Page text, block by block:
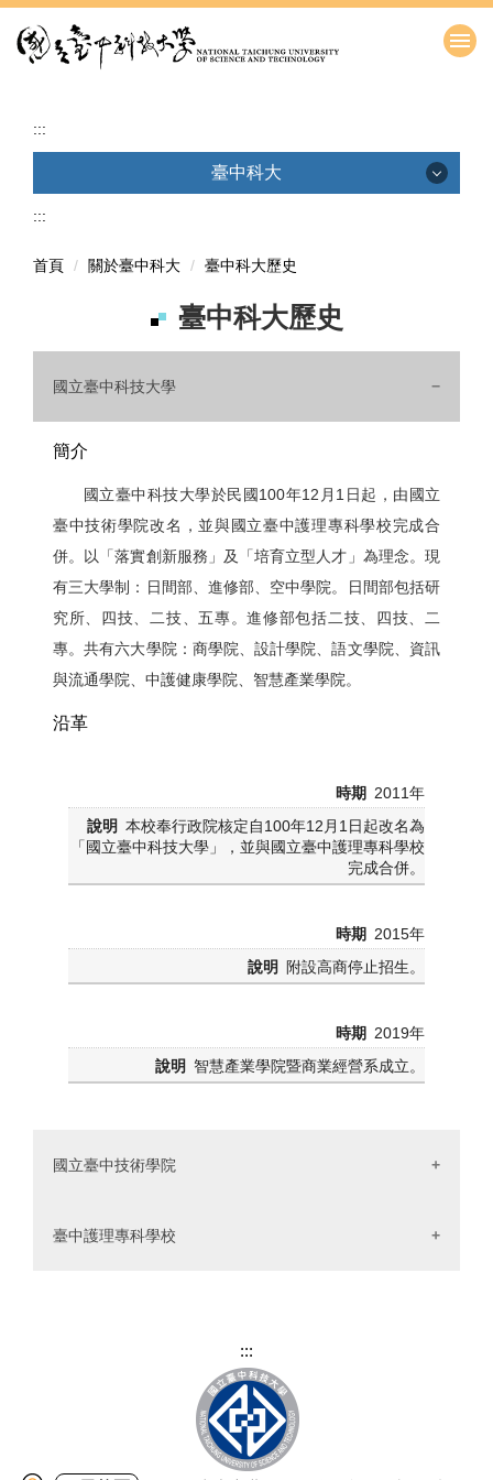
到
:::
臺中科大
臺中科大歷史
校歌
校友服務網
:::
首頁 關於臺中科大 臺中科大歷史
臺中科大歷史
國立臺中科技大學
簡介
國立臺中科技大學於民國100年12月1日起，由國立
臺中技術學院改名，並與國立臺中護理專科學校完成合
併。以「落實創新服務」及「培育立型人才」為理念。現
有三大學制：日間部、進修部、空中學院。日間部包括研
究所、四技、二技、五專。進修部包括二技、四技、二
專。共有六大學院：商學院、設計學院、語文學院、資訊
與流通學院、中護健康學院、智慧產業學院。
沿革
2011年
本校奉行政院核定自100年12月1日起改名為
「國立臺中科技大學」，並與國立臺中護理專科學校
完成合併。
2015年
附設高商停止招生。
2019年
智慧產業學院暨商業經營系成立。
國立臺中技術學院
簡介
包括研究所、四技、二技、五專，合併規劃為五大學群：
商業學群、管理學群、設計學群、資訊學群、語文學群，
並已成立七個研究所。進修部包括四技、二技、二專；附
設高商包括商業經營科、國際貿易科、資料處理科三科。
臺中護理專科學校
丁格爾創設護理專業之基本理念，以培養廿一世紀專業之
健康照顧人才為宗旨。於民國八十六年六月完成徵收位於
臺中市南屯區嶺東路旁約八公頃第二校區土地，在前臺灣
省政府教育廳與教育部之擘畫推動下，於民國八十九年八
:::